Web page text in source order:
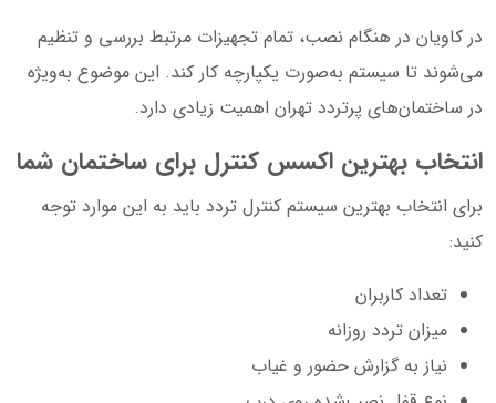
در کاویان در هنگام نصب، تمام تجهیزات مرتبط بررسی و تنظیم
می‌شوند تا سیستم به‌صورت یکپارچه کار کند. این موضوع به‌ویژه
در ساختمان‌های پرتردد تهران اهمیت زیادی دارد.
انتخاب بهترین اکسس کنترل برای ساختمان شما
برای انتخاب بهترین سیستم کنترل تردد باید به این موارد توجه
کنید:
تعداد کاربران
میزان تردد روزانه
نیاز به گزارش حضور و غیاب